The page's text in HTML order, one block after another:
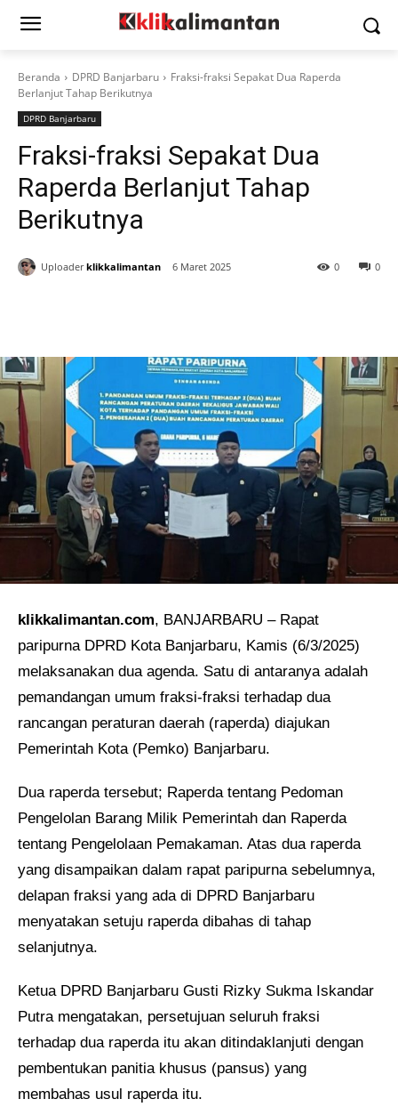
Beranda DPRD Banjarbaru
Fraksi-fraksi Sepakat Dua Raperda
Berlanjut Tahap Berikutnya
DPRD Banjarbaru
Fraksi-fraksi Sepakat Dua
Raperda Berlanjut Tahap
Berikutnya
Uploader klikkalimantan 6 Maret 2025 0
0
klikkalimantan.com, BANJARBARU – Rapat
paripurna DPRD Kota Banjarbaru, Kamis (6/3/2025)
melaksanakan dua agenda. Satu di antaranya adalah
pemandangan umum fraksi-fraksi terhadap dua
rancangan peraturan daerah (raperda) diajukan
Pemerintah Kota (Pemko) Banjarbaru.
Dua raperda tersebut; Raperda tentang Pedoman
Pengelolan Barang Milik Pemerintah dan Raperda
tentang Pengelolaan Pemakaman. Atas dua raperda
yang disampaikan dalam rapat paripurna sebelumnya,
delapan fraksi yang ada di DPRD Banjarbaru
menyatakan setuju raperda dibahas di tahap
selanjutnya.
Ketua DPRD Banjarbaru Gusti Rizky Sukma Iskandar
Putra mengatakan, persetujuan seluruh fraksi
terhadap dua raperda itu akan ditindaklanjuti dengan
pembentukan panitia khusus (pansus) yang
membahas usul raperda itu.